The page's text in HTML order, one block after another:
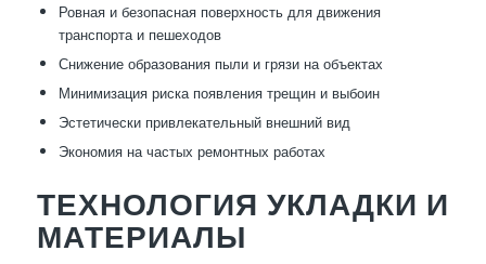
Ровная и безопасная поверхность для движения
транспорта и пешеходов
Снижение образования пыли и грязи на объектах
Минимизация риска появления трещин и выбоин
Эстетически привлекательный внешний вид
Экономия на частых ремонтных работах
ТЕХНОЛОГИЯ УКЛАДКИ И
МАТЕРИАЛЫ